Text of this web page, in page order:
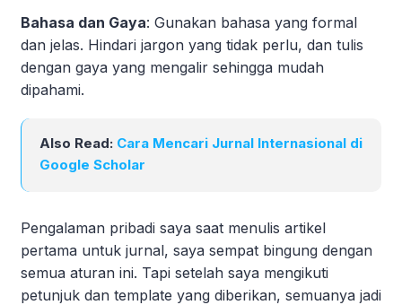
Bahasa dan Gaya: Gunakan bahasa yang formal
dan jelas. Hindari jargon yang tidak perlu, dan tulis
dengan gaya yang mengalir sehingga mudah
dipahami.
Also Read: Cara Mencari Jurnal Internasional di
Google Scholar
Pengalaman pribadi saya saat menulis artikel
pertama untuk jurnal, saya sempat bingung dengan
semua aturan ini. Tapi setelah saya mengikuti
petunjuk dan template yang diberikan, semuanya jadi